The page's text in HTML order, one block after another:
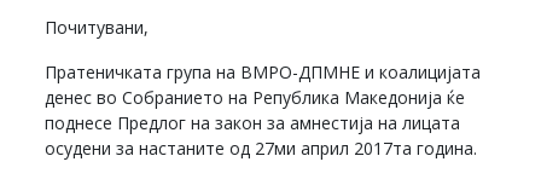
Почитувани,
Пратеничката група на ВМРО-ДПМНЕ и коалицијата
денес во Собранието на Република Македонија ќе
поднесе Предлог на закон за амнестија на лицата
осудени за настаните од 27ми април 2017та година.